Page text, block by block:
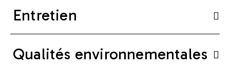
Entretien
Qualités environnementales